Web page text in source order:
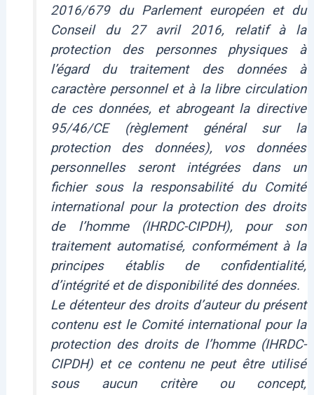
2016/679 du Parlement européen et du
Conseil du 27 avril 2016, relatif à la
protection des personnes physiques à
l’égard du traitement des données à
caractère personnel et à la libre circulation
de ces données, et abrogeant la directive
95/46/CE (règlement général sur la
protection des données), vos données
personnelles seront intégrées dans un
fichier sous la responsabilité du Comité
international pour la protection des droits
de l’homme (IHRDC-CIPDH), pour son
traitement automatisé, conformément à la
principes établis de confidentialité,
d’intégrité et de disponibilité des données.
Le détenteur des droits d’auteur du présent
contenu est le Comité international pour la
protection des droits de l’homme (IHRDC-
CIPDH) et ce contenu ne peut être utilisé
sous aucun critère ou concept,